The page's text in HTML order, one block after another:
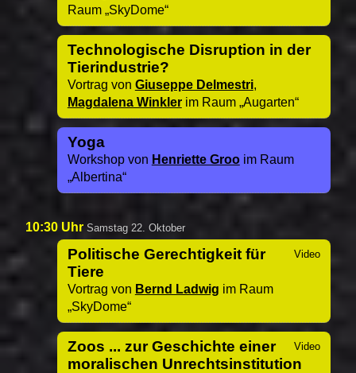
Raum SkyDome
Technologische Disruption in der
Tierindustrie?
Vortrag von Giuseppe Delmestri,
Magdalena Winklerim Raum Augarten
Yoga
Workshop von Henriette Grooim Raum
Albertina
10:30 Uhr Samstag 22. Oktober
Politische Gerechtigkeit für
Tiere
Vortrag von Bernd Ladwig im Raum
SkyDome
Zoos ... zur Geschichte einer
moralischen Unrechtsinstitution